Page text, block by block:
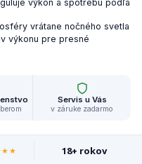
výkon a spotrebu podľa
vrátane nočného svetla
výkonu pre presné
Servis u Vás
v záruke zadarmo
18+ rokov